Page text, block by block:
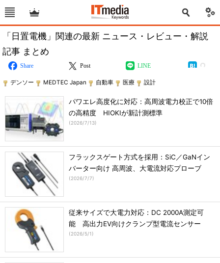
「日置電機」関連の最新 ニュース・レビュー・解説
記事 まとめ
Share Post LINE
デンソー MEDTEC Japan 自動車 医療 設計
パワエレ高度化に対応：高周波電力校正で10倍
の高精度 HIOKIが新計測標準
(2026/7/13)
フラックスゲート方式を採用：SiC／GaNイン
バーター向け 高周波、大電流対応プローブ
(2026/7/7)
従来サイズで大電力対応：DC 2000A測定可
能 高出力EV向けクランプ型電流センサー
(2026/5/1)